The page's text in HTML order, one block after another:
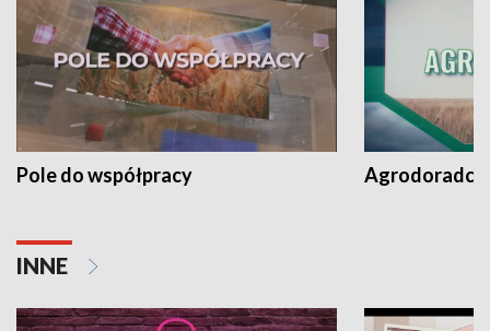
Pole do współpracy Agrodoradcy
INNE